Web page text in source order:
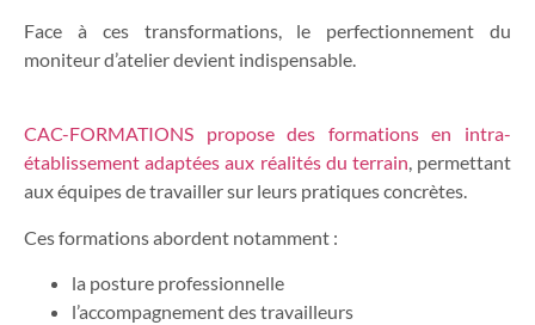
Face à ces transformations, le perfectionnement du
moniteur d’atelier devient indispensable.
CAC-FORMATIONS propose des formations en intra-
établissement adaptées aux réalités du terrain, permettant
aux équipes de travailler sur leurs pratiques concrètes.
Ces formations abordent notamment :
la posture professionnelle
l’accompagnement des travailleurs